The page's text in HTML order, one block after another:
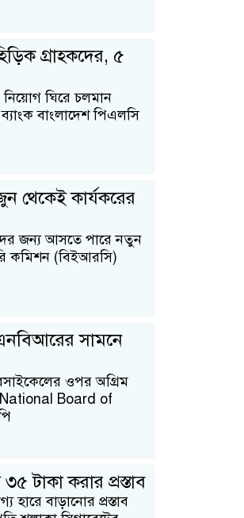
গ্রাহকদের, ৫
ঘিরে চলমান
বাংলাদেশ পিএলসি
থেকেই কার্যকরের
জন্য আসতে পারে নতুন
কমিশন (বিইআরসি)
সামনে
ওপর অগ্রিম
Board of
টাকা করার প্রস্তাব
বাড়ানোর প্রস্তাব